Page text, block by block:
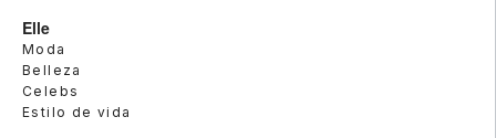
Elle
Moda
Belleza
Celebs
Estilo de vida